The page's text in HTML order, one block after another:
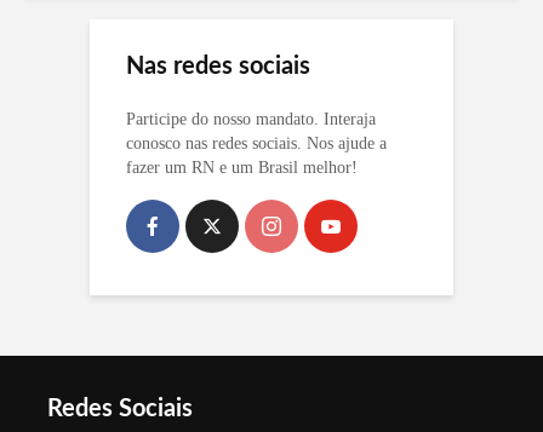
Nas redes sociais
Participe do nosso mandato. Interaja
conosco nas redes sociais. Nos ajude a
fazer um RN e um Brasil melhor!
Redes Sociais